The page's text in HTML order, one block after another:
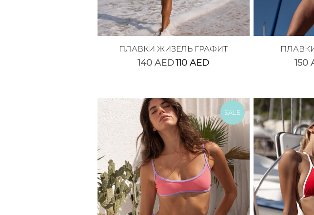
ПЛАВКИ ЖИЗЕЛЬ ГРАФИТ
140AED110AED 150
SALE